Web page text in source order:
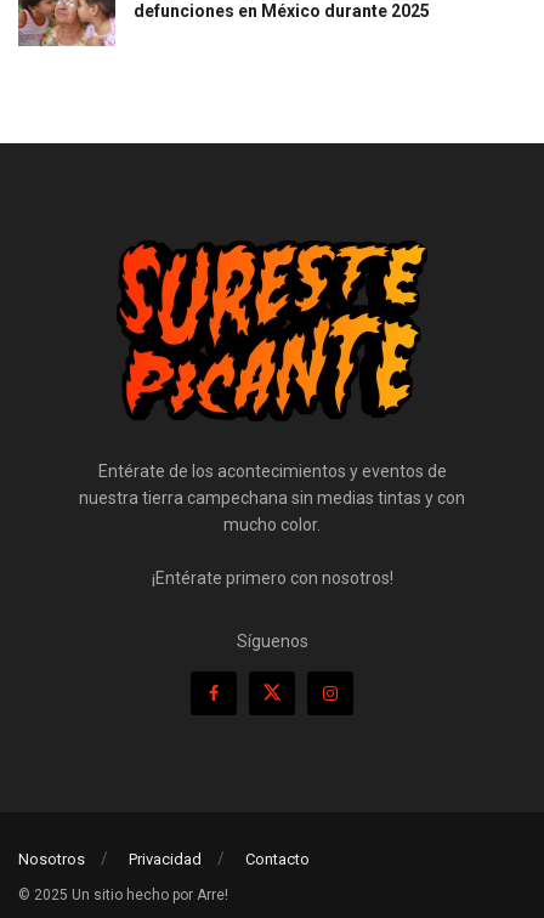
defunciones en México durante 2025
Entérate de los acontecimientos y eventos de
nuestra tierra campechana sin medias tintas y con
mucho color.
¡Entérate primero con nosotros!
Síguenos
Nosotros Privacidad Contacto
© 2025 Un sitio hecho por Arre!